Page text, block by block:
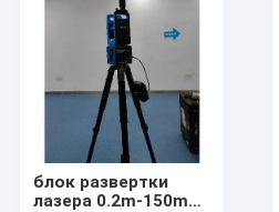
блок развертки
лазера 0.2m-150m